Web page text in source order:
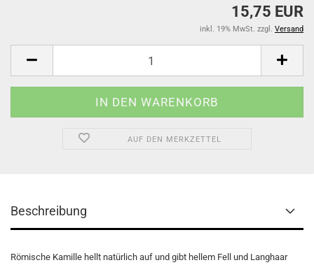
15,75 EUR
inkl. 19% MwSt. zzgl. Versand
AUF DEN MERKZETTEL
Beschreibung
Römische Kamille hellt natürlich auf und gibt hellem Fell und Langhaar